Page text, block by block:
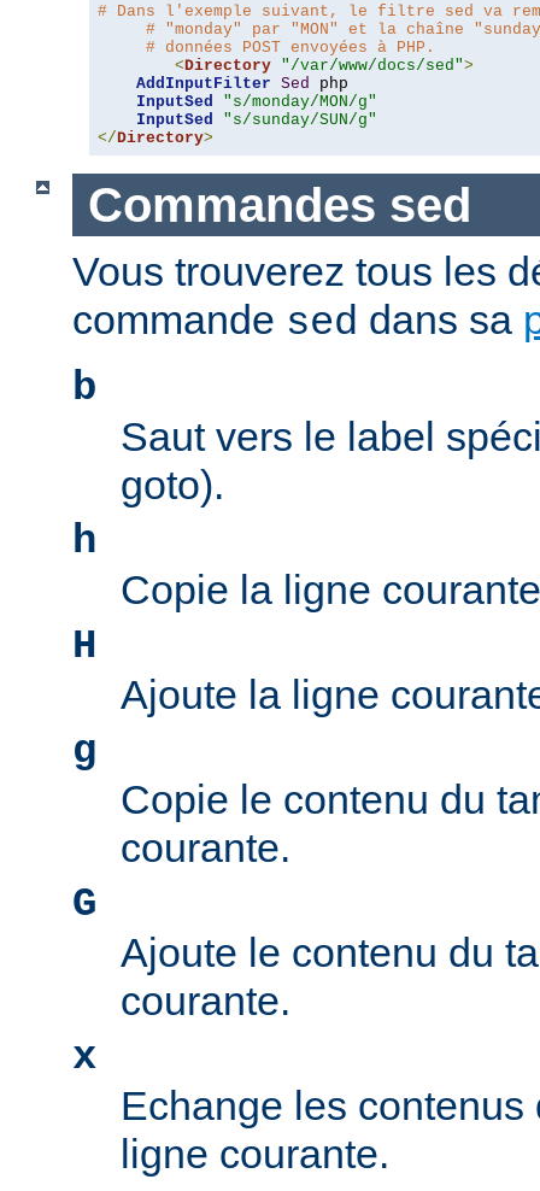
# Dans l'exemple suivant, le filtre sed va
# "monday" par "MON" et la chaîne
# données POST envoyées à PHP.
<Directory "/var/www/docs/sed">
AddInputFilter Sed
php
InputSed
"s/monday/MON/g"
InputSed
"s/sunday/SUN/g"
</Directory>
Commandes sed
Vous trouverez tous les
commande sed dans sa
b
Saut vers le label
goto).
h
Copie la ligne
H
Ajoute la ligne
g
Copie le contenu du
courante.
G
Ajoute le contenu du
courante.
x
Echange les
ligne courante.